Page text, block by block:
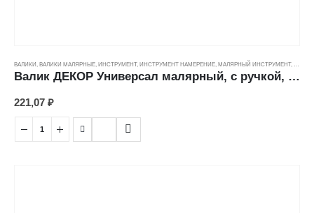
ВАЛИКИ ВАЛИКИ МАЛЯРНЫЕ ИНСТРУМЕНТ, ИНСТРУМЕНТ НАМЕРЕНИЕ МАЛЯРНЫЙ ИНСТРУМЕНТ,
Валик ДЕКОР Универсал малярный, с ручкой, велюр (5/42/6мм) (180мм)
221,07 ₽